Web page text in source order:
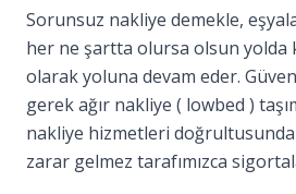
Sorunsuz nakliye demekle,
her ne şartta olursa olsun yolda
olarak yoluna devam eder.
gerek ağır nakliye ( lowbed )
nakliye hizmetleri doğrultusunda
zarar gelmez tarafımızca